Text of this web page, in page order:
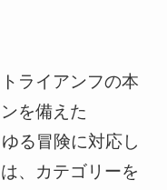
ライアンフの本
を備えた
る冒険に対応し
、カテゴリーを